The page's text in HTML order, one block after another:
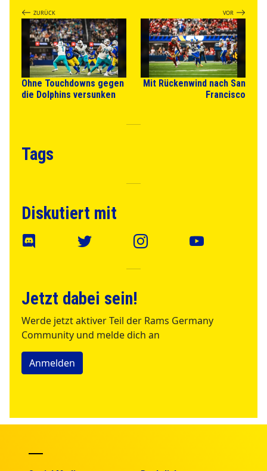
ZURÜCK
Ohne Touchdowns gegen
die Dolphins versunken
VOR
Mit Rückenwind nach San
Francisco
Tags
Diskutiert mit
Jetzt dabei sein!
Werde jetzt aktiver Teil der Rams Germany
Community und melde dich an
Anmelden